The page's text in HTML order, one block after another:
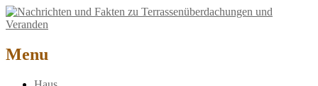
Nachrichten und Fakten zu Terrassenüberdachungen und Veranden
Menu